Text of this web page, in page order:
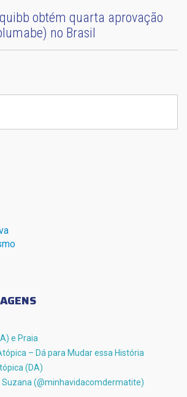
obtém quarta aprovação
no Brasil
e Praia
– Dá para Mudar essa História
(DA)
(@minhavidacomdermatite)